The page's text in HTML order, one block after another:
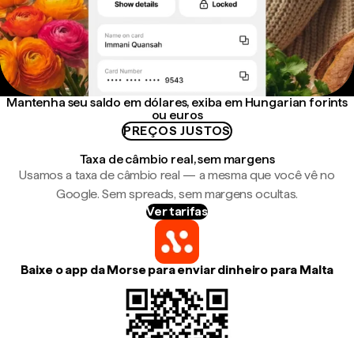
Mantenha seu saldo em dólares, exiba em Hungarian forints
ou euros
PREÇOS JUSTOS
Taxa de câmbio real, sem margens
Usamos a taxa de câmbio real — a mesma que você vê no
Google. Sem spreads, sem margens ocultas.
Ver tarifas
Baixe o app da Morse para enviar dinheiro para Malta